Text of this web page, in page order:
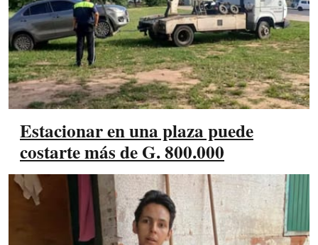
Estacionar en una plaza puede
costarte más de G. 800.000